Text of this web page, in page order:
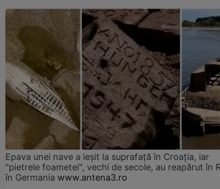
Epava unei nave a ieșit la suprafață în Croația, iar
"pietrele foametei", vechi de secole, au reapărut în
în Germania www.antena3.ro